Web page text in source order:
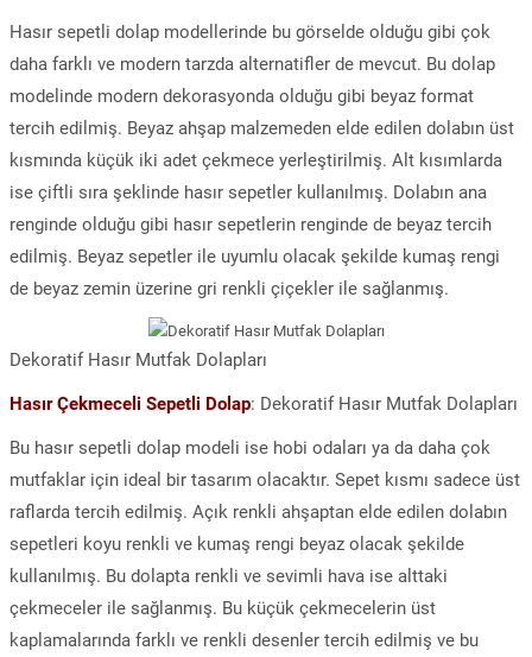
Hasır sepetli dolap modellerinde bu görselde olduğu gibi çok
daha farklı ve modern tarzda alternatifler de mevcut. Bu dolap
modelinde modern dekorasyonda olduğu gibi beyaz format
tercih edilmiş. Beyaz ahşap malzemeden elde edilen dolabın üst
kısmında küçük iki adet çekmece yerleştirilmiş. Alt kısımlarda
ise çiftli sıra şeklinde hasır sepetler kullanılmış. Dolabın ana
renginde olduğu gibi hasır sepetlerin renginde de beyaz tercih
edilmiş. Beyaz sepetler ile uyumlu olacak şekilde kumaş rengi
de beyaz zemin üzerine gri renkli çiçekler ile sağlanmış.
Dekoratif Hasır Mutfak Dolapları
Hasır Çekmeceli Sepetli Dolap: Dekoratif Hasır Mutfak Dolapları
Bu hasır sepetli dolap modeli ise hobi odaları ya da daha çok
mutfaklar için ideal bir tasarım olacaktır. Sepet kısmı sadece üst
raflarda tercih edilmiş. Açık renkli ahşaptan elde edilen dolabın
sepetleri koyu renkli ve kumaş rengi beyaz olacak şekilde
kullanılmış. Bu dolapta renkli ve sevimli hava ise alttaki
çekmeceler ile sağlanmış. Bu küçük çekmecelerin üst
kaplamalarında farklı ve renkli desenler tercih edilmiş ve bu